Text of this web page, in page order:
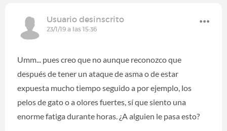
Usuario desinscrito
23/1/19 a las 15:36
Umm... pues creo que no aunque reconozco que
después de tener un ataque de asma o de estar
expuesta mucho tiempo seguido a por ejemplo, los
pelos de gato o a olores fuertes, sí que siento una
enorme fatiga durante horas. ¿A alguien le pasa esto?